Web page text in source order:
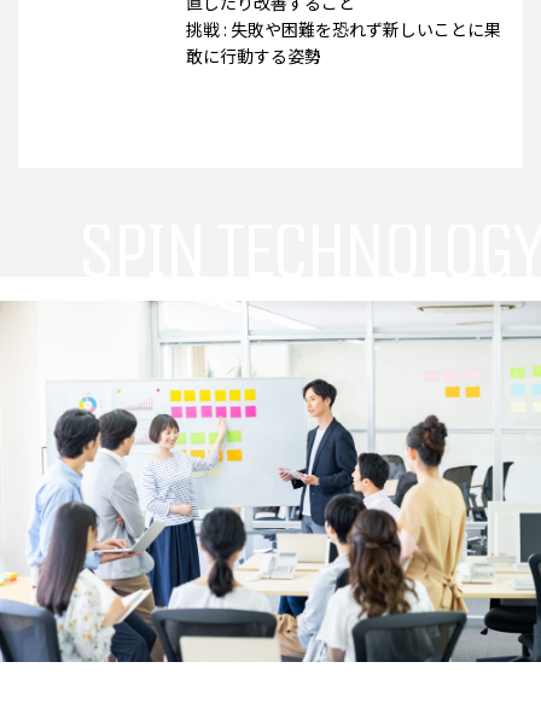
挑戦 : 失敗や困難を恐れず新しいことに果
敢に行動する姿勢